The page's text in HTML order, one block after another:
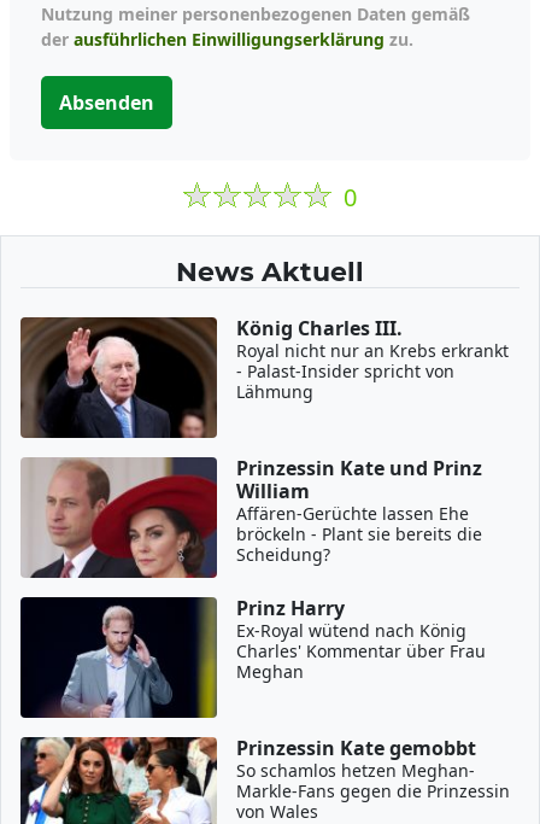
Nutzung meiner personenbezogenen Daten gemäß
der ausführlichen Einwilligungserklärung zu.
Absenden
0
News Aktuell
König Charles III.
Royal nicht nur an Krebs erkrankt
- Palast-Insider spricht von
Lähmung
Prinzessin Kate und Prinz
William
Affären-Gerüchte lassen Ehe
bröckeln - Plant sie bereits die
Scheidung?
Prinz Harry
Ex-Royal wütend nach König
Charles' Kommentar über Frau
Meghan
Prinzessin Kate gemobbt
So schamlos hetzen Meghan-
Markle-Fans gegen die Prinzessin
von Wales